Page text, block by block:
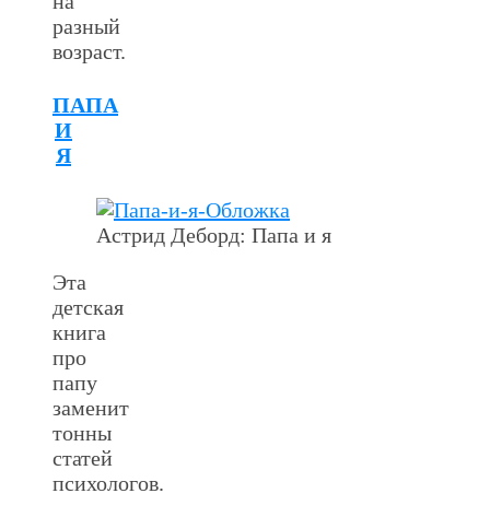
разный
возраст.
ПАПА
И
Я
Астрид Деборд: Папа и я
Эта
детская
книга
про
папу
заменит
тонны
статей
психологов.